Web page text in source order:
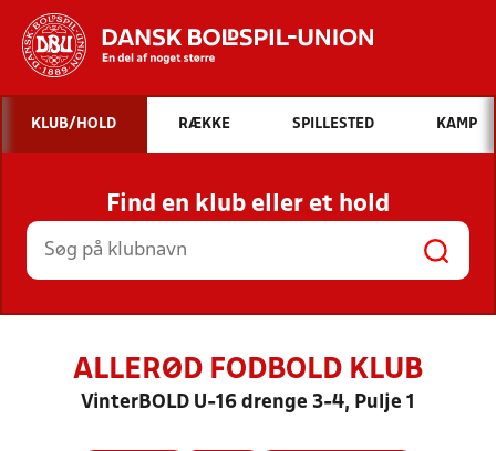
Hvad vil du søge efter?
INDHOLD OG NYHEDER
STILLINGER, RESULTATER, KLUBBER OG
HOLD
KLUB/HOLD RÆKKE SPILLESTED KAMP
Find en klub eller et hold
ALLERØD FODBOLD KLUB
VinterBOLD U-16 drenge 3-4, Pulje 1